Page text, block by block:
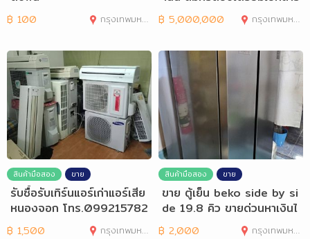
฿ 100 กรุงเทพมหานคร
อะ
฿ 5,000,000 กรุงเทพมหานคร
สินค้ามือสอง ขาย
รับซื้อรับเทิร์นแอร์เก่าแอร์เสีย
หนองจอก โทร.099215782
5
฿ 1,500 กรุงเทพมหานคร
สินค้ามือสอง ขาย
ขาย ตู้เย็น beko side by si
de 19.8 คิว ขายด่วนหาเงินไ
ปใช้หนี
฿ 2,000 กรุงเทพมหานคร